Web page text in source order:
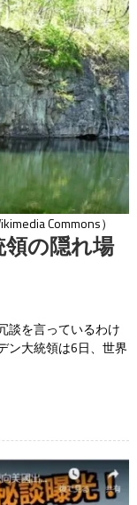
Commons）
の隠れ場
談を言っているわけ
ン大統領は6日、世界